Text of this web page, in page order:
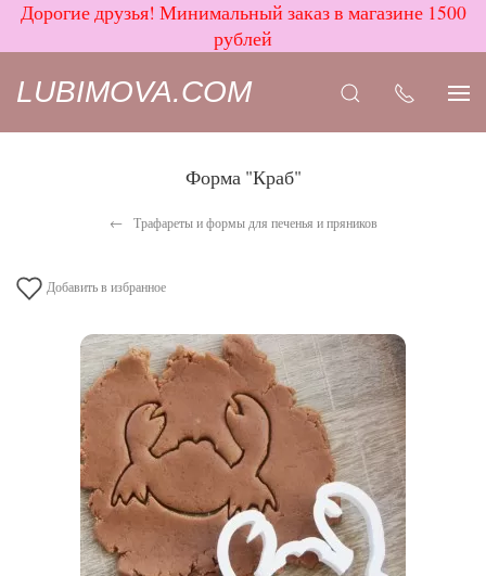
Дорогие друзья! Минимальный заказ в магазине 1500
рублей
LUBIMOVA.COM
Форма "Краб"
Трафареты и формы для печенья и пряников
Добавить в избранное